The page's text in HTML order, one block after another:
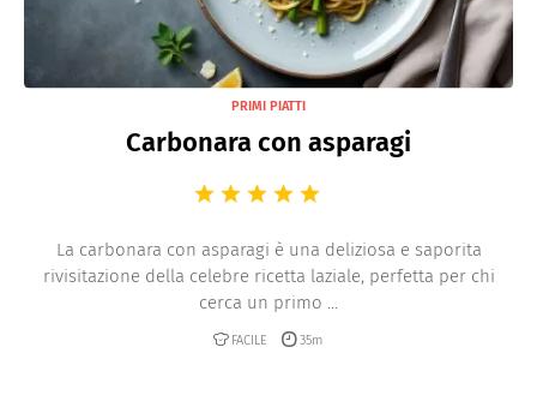
PRIMI PIATTI
Carbonara con asparagi
La carbonara con asparagi è una deliziosa e saporita
rivisitazione della celebre ricetta laziale, perfetta per chi
cerca un primo ...
FACILE 35m